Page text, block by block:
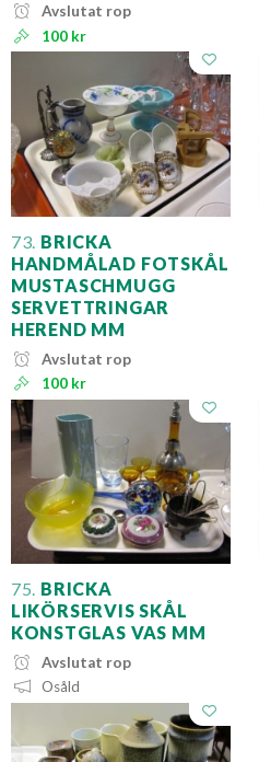
Avslutat rop
100 kr
73. BRICKA
HANDMÅLAD FOTSKÅL
MUSTASCHMUGG
SERVETTRINGAR
HEREND MM
Avslutat rop
100 kr
75. BRICKA
LIKÖRSERVIS SKÅL
KONSTGLAS VAS MM
Avslutat rop
Osåld